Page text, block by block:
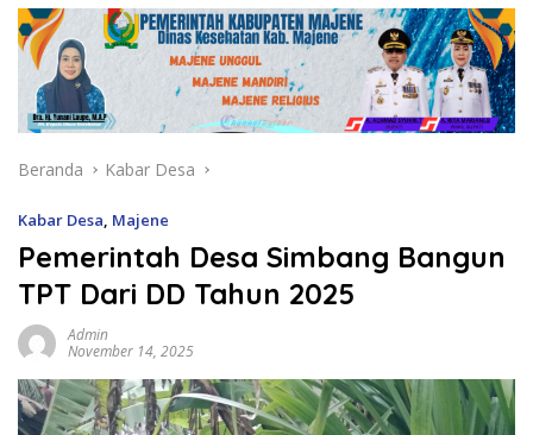
Beranda Kabar Desa
Kabar Desa Majene
Pemerintah Desa Simbang Bangun
TPT Dari DD Tahun 2025
Admin
November 14, 2025